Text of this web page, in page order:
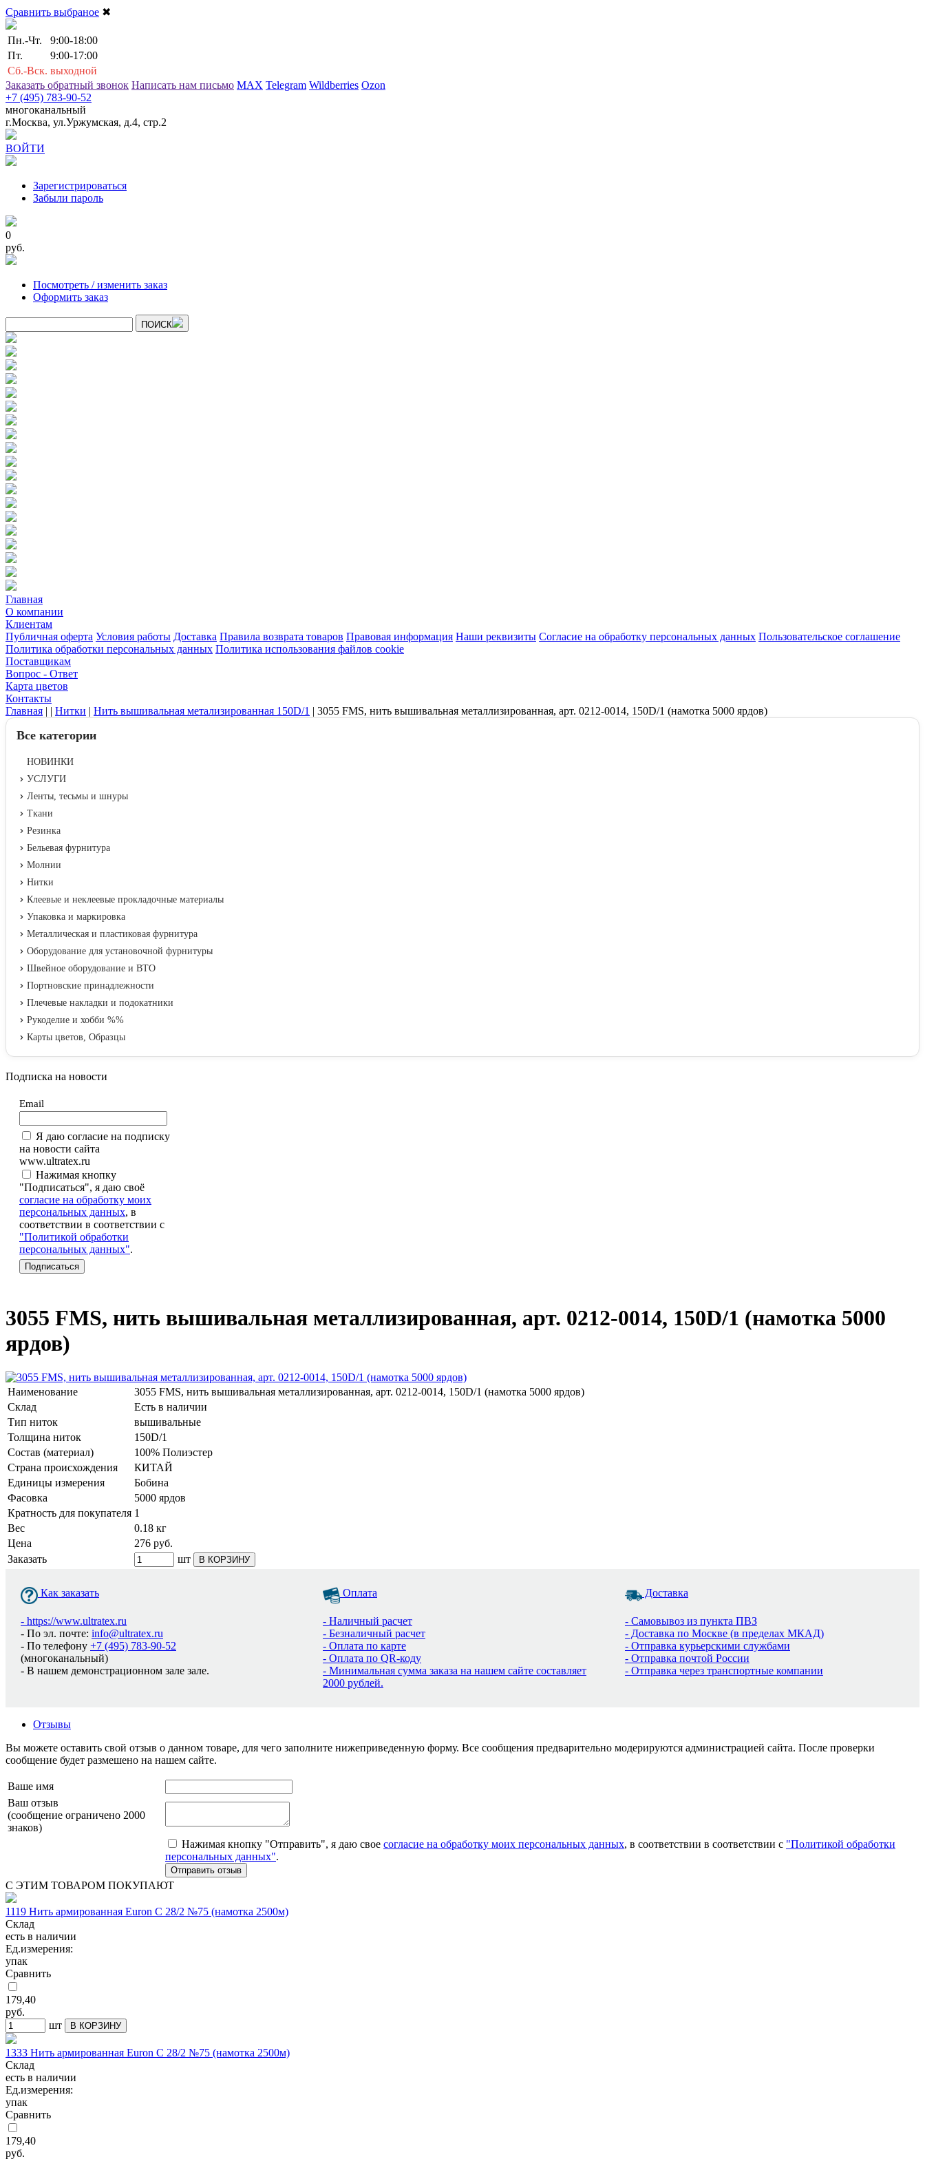
Сравнить выбраное ✖
Пн.-Чт.
9:00-18:00
Пт.
9:00-17:00
Сб.-Вск. выходной
Заказать обратный звонок Написать нам письмо MAX Telegram Wildberries Ozon
+7 (495) 783-90-52
многоканальный
г.Москва, ул.Уржумская, д.4, стр.2
ВОЙТИ
Зарегистрироваться
Забыли пароль
0
руб.
Посмотреть / изменить заказ
Оформить заказ
ПОИСК
Главная
О компании
Клиентам
Публичная оферта Условия работы Доставка Правила возврата товаров Правовая информация Наши реквизиты Согласие на обработку персональных данных Пользовательское соглашение
Политика обработки персональных данных Политика использования файлов cookie
Поставщикам
Вопрос - Ответ
Карта цветов
Контакты
Главная | | Нитки | Нить вышивальная метализированная 150D/1 | 3055 FMS, нить вышивальная металлизированная, арт. 0212-0014, 150D/1 (намотка 5000 ярдов)
Все категории
НОВИНКИ
УСЛУГИ
Ленты, тесьмы и шнуры
Ткани
Резинка
Бельевая фурнитура
Молнии
Нитки
Клеевые и неклеевые прокладочные материалы
Упаковка и маркировка
Металлическая и пластиковая фурнитура
Оборудование для установочной фурнитуры
Швейное оборудование и ВТО
Портновские принадлежности
Плечевые накладки и подокатники
Рукоделие и хобби %%
Карты цветов, Образцы
Подписка на новости
Email
Я даю согласие на подписку
на новости сайта
www.ultratex.ru
Нажимая кнопку
"Подписаться", я даю своё
согласие на обработку моих
персональных данных, в
соответствии в соответствии с
"Политикой обработки
персональных данных".
3055 FMS, нить вышивальная металлизированная, арт. 0212-0014, 150D/1 (намотка 5000
ярдов)
Наименование
3055 FMS, нить вышивальная металлизированная, арт. 0212-0014, 150D/1 (намотка 5000 ярдов)
Склад
Есть в наличии
Тип ниток
вышивальные
Толщина ниток
150D/1
Состав (материал)
100% Полиэстер
Страна происхождения
КИТАЙ
Единицы измерения
Бобина
Фасовка
5000 ярдов
Кратность для покупателя 1
Вес
0.18 кг
Цена
276 руб.
Заказать
шт В КОРЗИНУ
Как заказать
- https://www.ultratex.ru
- По эл. почте: info@ultratex.ru
- По телефону +7 (495) 783-90-52
(многоканальный)
- В нашем демонстрационном зале зале.
Оплата
- Наличный расчет
- Безналичный расчет
- Оплата по карте
- Оплата по QR-коду
- Минимальная сумма заказа на нашем сайте составляет
2000 рублей.
Доставка
- Самовывоз из пункта ПВЗ
- Доставка по Москве (в пределах МКАД)
- Отправка курьерскими службами
- Отправка почтой России
- Отправка через транспортные компании
Отзывы
Вы можете оставить свой отзыв о данном товаре, для чего заполните нижеприведенную форму. Все сообщения предварительно модерируются администрацией сайта. После проверки
сообщение будет размешено на нашем сайте.
Ваше имя
Ваш отзыв
(сообщение ограничено 2000
знаков)
Нажимая кнопку "Отправить", я даю свое согласие на обработку моих персональных данных, в соответствии в соответствии с "Политикой обработки
персональных данных".
С ЭТИМ ТОВАРОМ ПОКУПАЮТ
1119 Нить армированная Euron C 28/2 №75 (намотка 2500м)
Склад
есть в наличии
Ед.измерения:
упак
Сравнить
179,40
руб.
шт
В КОРЗИНУ
1333 Нить армированная Euron C 28/2 №75 (намотка 2500м)
Склад
есть в наличии
Ед.измерения:
упак
Сравнить
179,40
руб.